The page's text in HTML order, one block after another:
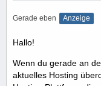
Gerade eben Anzeige
Hallo!
Wenn du gerade an
aktuelles Hosting